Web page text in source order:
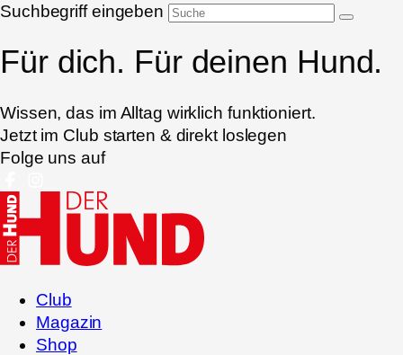
Suchbegriff eingeben
Für dich. Für deinen Hund.
Wissen, das im Alltag wirklich funktioniert.
Jetzt im Club starten & direkt loslegen
Folge uns auf
Club
Magazin
Shop